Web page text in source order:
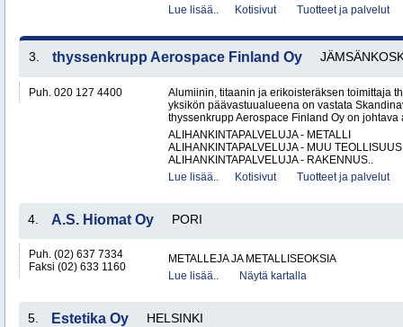
Lue lisää..
Kotisivut Tuotteet ja palvelut
3. thyssenkrupp Aerospace Finland Oy
Puh. 020 127 4400
Alumiinin, titaanin ja erikoisteräksen toimittaja
yksikön päävastuualueena on vastata
thyssenkrupp Aerospace Finland Oy on johtava
ALIHANKINTAPALVELUJA - METALLI
ALIHANKINTAPALVELUJA - MUU TEOLLISUUS
ALIHANKINTAPALVELUJA - RAKENNUS..
Lue lisää..
Kotisivut Tuotteet ja palvelut
4. A.S. Hiomat Oy PORI
Puh. (02) 637 7334
Faksi (02) 633 1160
METALLEJA JA METALLISEOKSIA
Lue lisää..
Näytä kartalla
5. Estetika Oy HELSINKI